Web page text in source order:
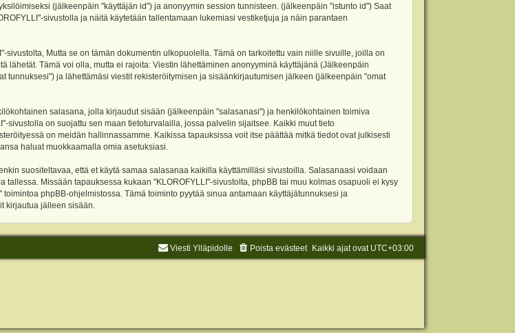
(jälkeenpäin "käyttäjän id") ja anonyymin session tunnisteen. (jälkeenpäin "istunto id") Saat
sivustolla ja näitä käytetään tallentamaan lukemiasi vestiketjuja ja näin parantaen
Mutta se on tämän dokumentin ulkopuolella. Tämä on tarkoitettu vain niille sivuille, joilla on
lähetät. Tämä voi olla, mutta ei rajoita: Viestin lähettäminen anonyyminä käyttäjänä (Jälkeenpäin
tunnuksesi") ja lähettämäsi viestit rekisteröitymisen ja sisäänkirjautumisen jälkeen (jälkeenpäin "omat
salasana, jolla kirjaudut sisään (jälkeenpäin "salasanasi") ja henkilökohtainen toimiva
on suojattu sen maan tietoturvalailla, jossa palvelin sijaitsee. Kaikki muut tieto
on meidän hallinnassamme. Kaikissa tapauksissa voit itse päättää mitkä tiedot ovat julkisesti
haluat muokkaamalla omia asetuksiasi.
suositeltavaa, että et käytä samaa salasanaa kaikilla käyttämilläsi sivustoilla. Salasanaasi voidaan
Missään tapauksessa kukaan "KLOROFYLLI"-sivustolta, phpBB tai muu kolmas osapuoli ei kysy
phpBB-ohjelmistossa. Tämä toiminto pyytää sinua antamaan käyttäjätunnuksesi ja
kirjautua jälleen sisään.
Kaikki ajat ovat UTC+03:00
Poista evästeet
Viesti Ylläpidolle